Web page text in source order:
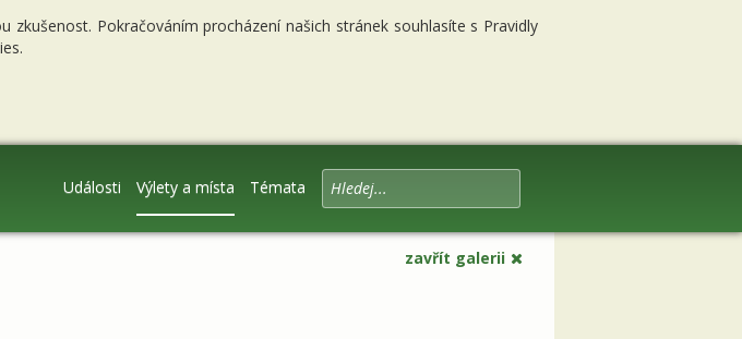
Pokračováním procházení našich stránek souhlasíte s Pravidly
Události Výlety a místa Témata
zavřít galerii